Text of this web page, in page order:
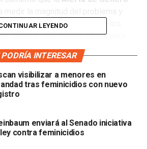
de prevenir el fenómeno de los
“todavía falta mucho trabajo para
municipales”.
que solicitar estos indicadores en
es solo por cuestiones de revisión
se busca establecer con claridad
LEYENDO
PODRÍA INTERESAR
visibilizar a menores en
tras feminicidios con nuevo
enviará al Senado iniciativa
contra feminicidios